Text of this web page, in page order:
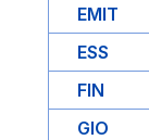
EMIT
ESS
FIN
GIO